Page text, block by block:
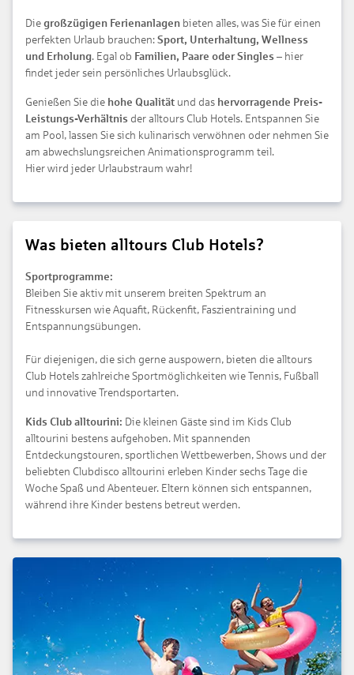
Die großzügigen Ferienanlagen bieten alles, was Sie für einen
perfekten Urlaub brauchen: Sport, Unterhaltung, Wellness
und Erholung. Egal ob Familien, Paare oder Singles – hier
findet jeder sein persönliches Urlaubsglück.
Genießen Sie die hohe Qualität und das hervorragende Preis-
Leistungs-Verhältnis der alltours Club Hotels. Entspannen Sie
am Pool, lassen Sie sich kulinarisch verwöhnen oder nehmen Sie
am abwechslungsreichen Animationsprogramm teil.
Hier wird jeder Urlaubstraum wahr!
Was bieten alltours Club Hotels?
Sportprogramme:
Bleiben Sie aktiv mit unserem breiten Spektrum an
Fitnesskursen wie Aquafit, Rückenfit, Faszientraining und
Entspannungsübungen.
Für diejenigen, die sich gerne auspowern, bieten die alltours
Club Hotels zahlreiche Sportmöglichkeiten wie Tennis, Fußball
und innovative Trendsportarten.
Kids Club alltourini: Die kleinen Gäste sind im Kids Club
alltourini bestens aufgehoben. Mit spannenden
Entdeckungstouren, sportlichen Wettbewerben, Shows und der
beliebten Clubdisco alltourini erleben Kinder sechs Tage die
Woche Spaß und Abenteuer. Eltern können sich entspannen,
während ihre Kinder bestens betreut werden.